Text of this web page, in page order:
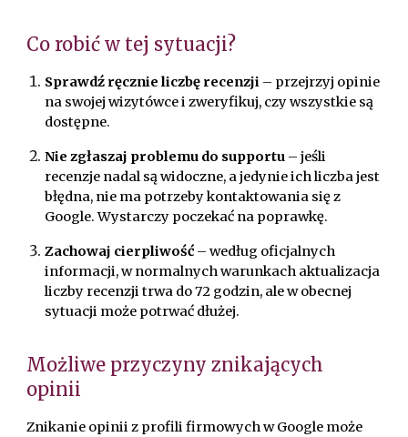
Co robić w tej sytuacji?
Sprawdź ręcznie liczbę recenzji – przejrzyj opinie
na swojej wizytówce i zweryfikuj, czy wszystkie są
dostępne.
Nie zgłaszaj problemu do supportu – jeśli
recenzje nadal są widoczne, a jedynie ich liczba jest
błędna, nie ma potrzeby kontaktowania się z
Google. Wystarczy poczekać na poprawkę.
Zachowaj cierpliwość – według oficjalnych
informacji, w normalnych warunkach aktualizacja
liczby recenzji trwa do 72 godzin, ale w obecnej
sytuacji może potrwać dłużej.
Możliwe przyczyny znikających
opinii
Znikanie opinii z profili firmowych w Google może